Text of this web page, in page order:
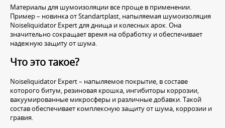
Материалы для шумоизоляции все проще в применении.
Пример – новинка от Standartplast, напыляемая шумоизоляция
Noiseliquidator Expert для днища и колесных арок. Она
значительно сокращает время на обработку и обеспечивает
надежную защиту от шума.
Что это такое?
Noiseliquidator Expert – напыляемое покрытие, в составе
которого битум, резиновая крошка, ингибиторы коррозии,
вакуумированные микросферы и различные добавки. Такой
состав обеспечивает комплексную защиту от шума, коррозии и
гравия.